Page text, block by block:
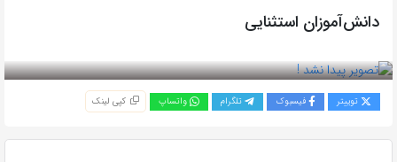
دانش‌آموزان استثنایی
توییتر فیسبوک تلگرام واتساپ کپی لینک